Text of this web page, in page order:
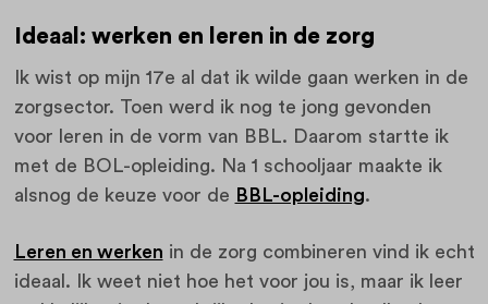
Ideaal: werken en leren in de zorg
Ik wist op mijn 17e al dat ik wilde gaan werken in de
zorgsector. Toen werd ik nog te jong gevonden
voor leren in de vorm van BBL. Daarom startte ik
met de BOL-opleiding. Na 1 schooljaar maakte ik
alsnog de keuze voor de BBL-opleiding.
Leren en werken in de zorg combineren vind ik echt
ideaal. Ik weet niet hoe het voor jou is, maar ik leer